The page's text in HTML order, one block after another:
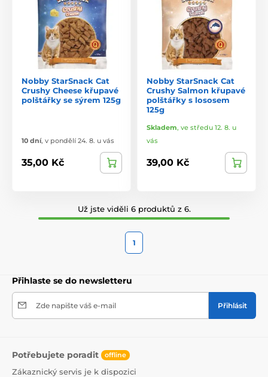
Nobby StarSnack Cat
Crushy Cheese křupavé
polštářky se sýrem 125g
10 dní, v pondělí 24. 8. u vás
35,00 Kč
Nobby StarSnack Cat
Crushy Salmon křupavé
polštářky s lososem
125g
Skladem, ve středu 12. 8. u
vás
39,00 Kč
Už jste viděli 6 produktů z 6.
1
Přihlaste se do newsletteru
Zde napište váš e-mail Přihlásit
Potřebujete poradit offline
Zákaznický servis je k dispozici